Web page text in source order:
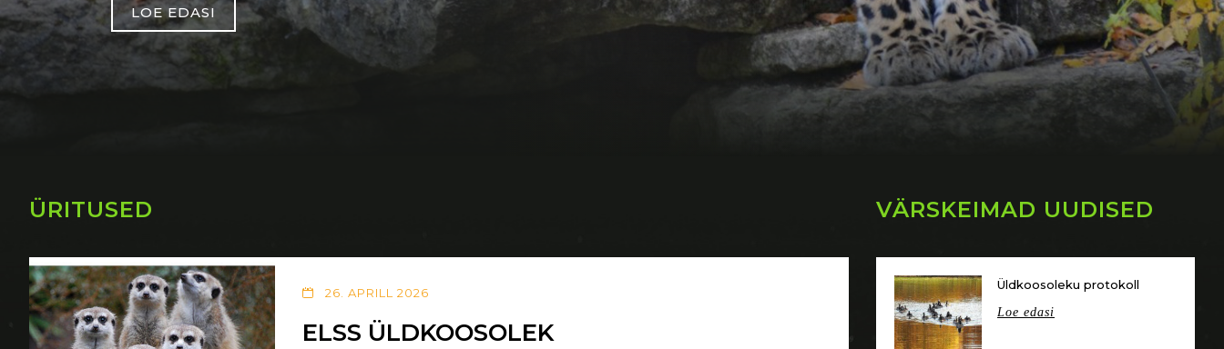
LOE EDASI
ÜRITUSED
26. APRILL 2026
ELSS ÜLDKOOSOLEK
VÄRSKEIMAD UUDISED
Üldkoosoleku protokoll
Loe edasi